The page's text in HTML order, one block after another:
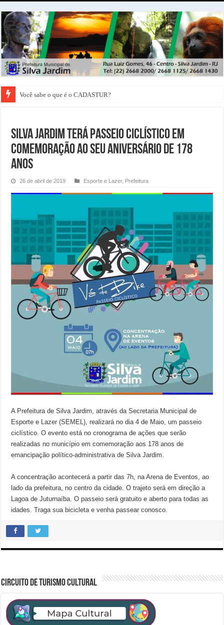
Você sabe o que é o CADASTUR?
Silva Jardim terá Passeio Ciclístico em
Comemoração ao seu Aniversário de 178
anos
26 de abril de 2019 Esporte e Lazer, Prefeitura
A Prefeitura de Silva Jardim, através da Secretaria Municipal de
Esporte e Lazer (SEMEL), realizará no dia 4 de Maio, um passeio
ciclístico. O evento está no cronograma de ações que serão
realizadas no município em comemoração aos 178 anos de
emancipação político-administrativa de Silva Jardim.
A concentração acontecerá a partir das 7h, na Arena de Eventos, ao
lado da prefeitura, no centro da cidade. O trajeto será em direção a
Lagoa de Juturnaíba. O passeio será gratuito e aberto para todas as
idades. Traga sua bicicleta e venha passear conosco.
CIRCUITO DE TURISMO CULTURAL